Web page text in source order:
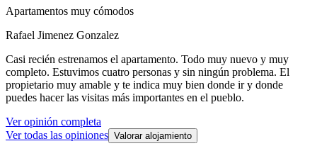
Apartamentos muy cómodos
Rafael Jimenez Gonzalez
Casi recién estrenamos el apartamento. Todo muy nuevo y muy
completo. Estuvimos cuatro personas y sin ningún problema. El
propietario muy amable y te indica muy bien donde ir y donde
puedes hacer las visitas más importantes en el pueblo.
Ver opinión completa
Ver todas las opiniones Valorar alojamiento